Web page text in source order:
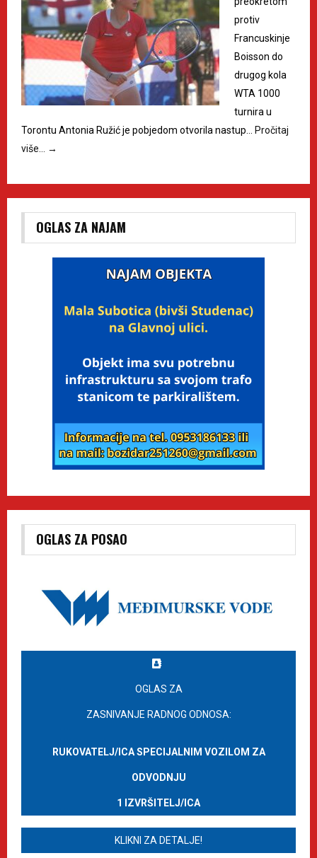
protiv
Francuskinje
Boisson do
drugog kola
WTA 1000
turnira u
Torontu Antonia Ružić je pobjedom otvorila nastup…
Pročitaj
više…
→
OGLAS ZA NAJAM
OGLAS ZA POSAO
OGLAS ZA
ZASNIVANJE RADNOG ODNOSA:
RUKOVATELJ/ICA SPECIJALNIM VOZILOM ZA
ODVODNJU
1 IZVRŠITELJ/ICA
KLIKNI ZA DETALJE!